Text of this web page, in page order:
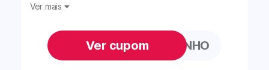
Ver mais
BARATINHO